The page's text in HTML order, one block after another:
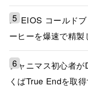
EPEIOS コールド
ーヒーを爆速で精製
シャニマス初心者
くばTrue Endを取